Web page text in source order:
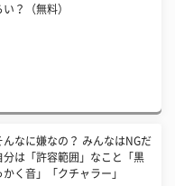
い？（無料）
んなに嫌なの？ みんなはNGだ
分は「許容範囲」なこと「黒
く音」「クチャラー」